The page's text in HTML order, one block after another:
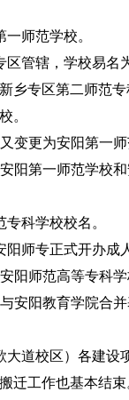
师范学校。
区管辖，学校易名
乡专区第二师范
。
变更为安阳第一
阳第一师范学校
科学校校名。
阳师专正式开办成
阳师范高等专科
安阳教育学院合
大道校区）各建设
迁工作也基本结束